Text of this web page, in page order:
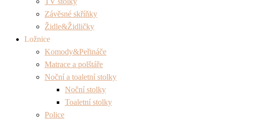
Závěsné skříňky
Židle&Židličky
Ložnice
Komody&Peřináče
Matrace a polštáře
Noční a toaletní stolky
Noční stolky
Toaletní stolky
Police